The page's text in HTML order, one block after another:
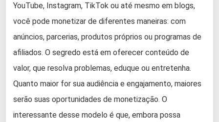
YouTube, Instagram, TikTok ou até mesmo em blogs,
você pode monetizar de diferentes maneiras: com
anúncios, parcerias, produtos próprios ou programas de
afiliados. O segredo está em oferecer conteúdo de
valor, que resolva problemas, eduque ou entretenha.
Quanto maior for sua audiência e engajamento, maiores
serão suas oportunidades de monetização. O
interessante desse modelo é que, embora possa